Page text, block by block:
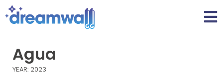
Agua
YEAR: 2023